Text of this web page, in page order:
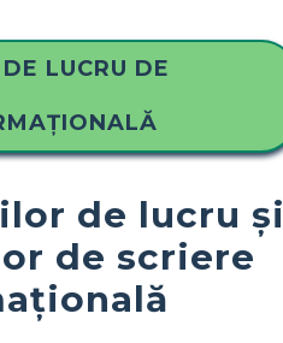
LUCRU DE
de lucru
de scriere